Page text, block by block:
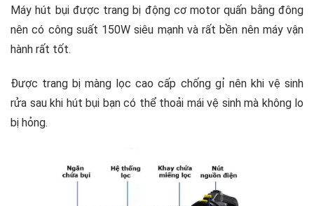
Máy hút bụi được trang bị động cơ motor quấn bằng đông
nên có công suất 150W siêu mạnh và rất bền nên máy vận
hành rất tốt.
Được trang bị màng lọc cao cấp chống gỉ nên khi vệ sinh
rửa sau khi hút bụi bạn có thể thoải mái vệ sinh mà không lo
bị hỏng.